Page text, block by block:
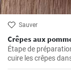
Sauver
Crêpes aux
Étape de
cuire les crêpes